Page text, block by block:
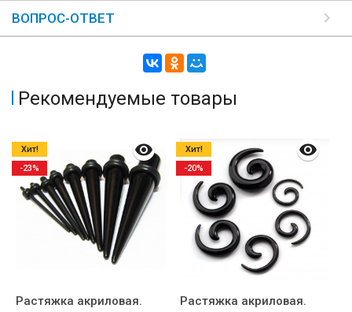
ВОПРОС-ОТВЕТ
Рекомендуемые товары
Растяжка акриловая.
Хит!
-23%
Растяжка акриловая.
Хит!
-20%